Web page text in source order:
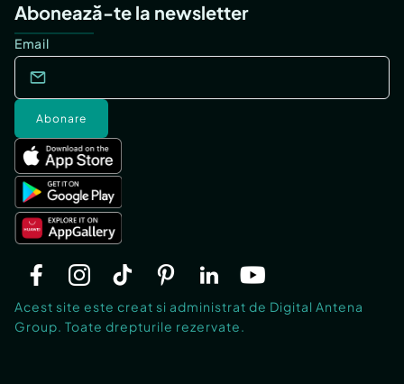
Abonează-te la newsletter
Email
Abonare
Acest site este creat si administrat de Digital Antena
Group. Toate drepturile rezervate.